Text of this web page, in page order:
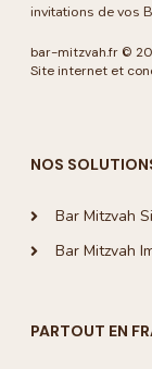
invitations de vos
bar-mitzvah.fr ©
Site internet et
NOS
Bar Mitzvah
Bar Mitzvah
PARTOUT EN